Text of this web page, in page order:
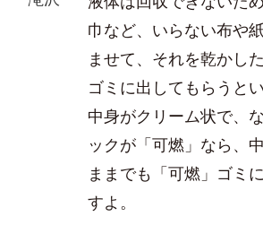
巾など、いらない布や
ませて、それを乾かし
ゴミに出してもらうと
中身がクリーム状で、
ックが「可燃」なら、
ままでも「可燃」ゴミ
すよ。